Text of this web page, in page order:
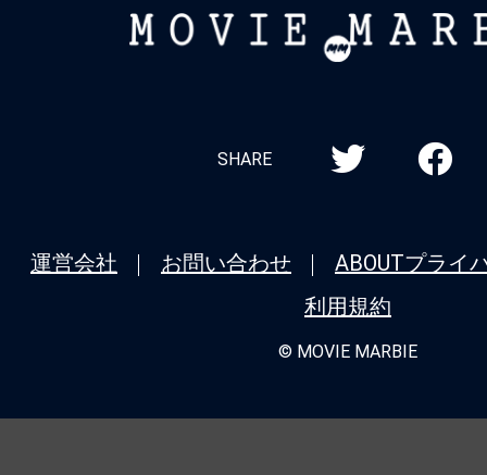
MOVIE
SHARE
運営会社 お問い合わせ ABOUTプライ
利用規約
© MOVIE MARBIE